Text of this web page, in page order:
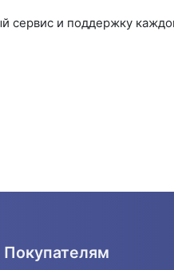
и поддержку
Покупателям